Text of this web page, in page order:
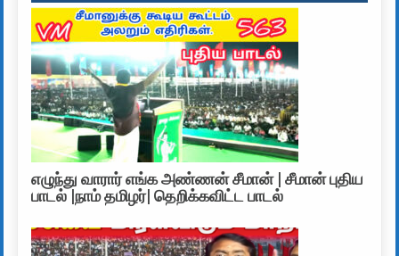
எழுந்து வாரார் எங்க அண்ணன் சீமான் | சீமான் புதிய
பாடல் |நாம் தமிழர்| தெறிக்கவிட்ட பாடல்